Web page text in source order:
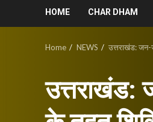
HOME CHAR DHAM
Home NEWS उत्तराखंड: जन-
उत्तराखंड: